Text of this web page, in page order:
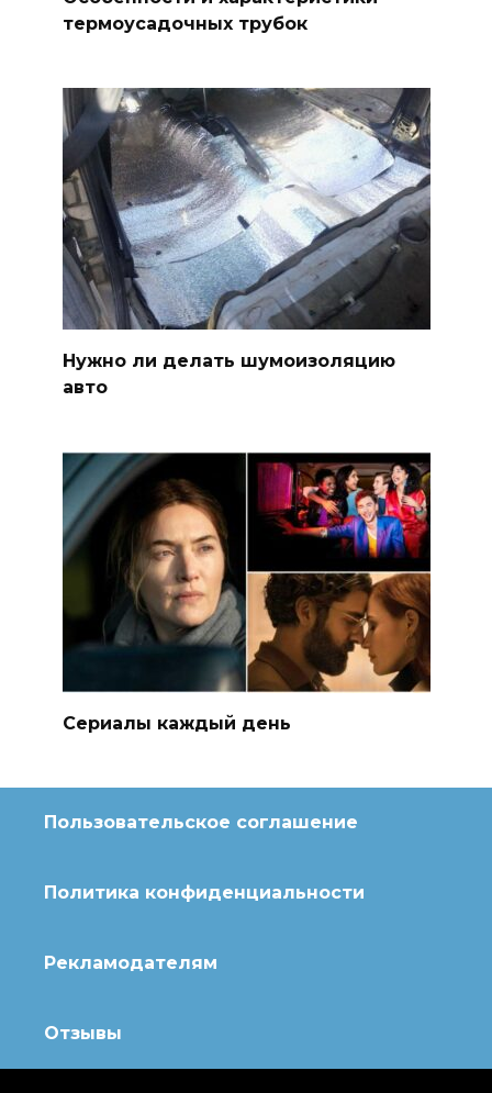
термоусадочных трубок
Нужно ли делать шумоизоляцию
авто
Сериалы каждый день
Пользовательское соглашение
Политика конфиденциальности
Рекламодателям
Отзывы